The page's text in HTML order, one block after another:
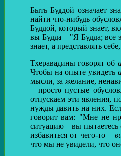
Быть Буддой означает
найти что-нибудь
Буддой, который знает,
вы Будда – "Я Будда; все
знает, а представлять
Тхеравадины говорят об
Чтобы на опыте увидеть
мысли, за желание,
– просто пустые
отпускаем эти явления,
нужды давить на них.
говорит вам: "Мне не
ситуацию – вы пытаетесь
избавиться от чего-то –
что мы не увидели, что